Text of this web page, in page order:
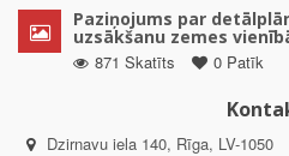
Paziņojums par
uzsākšanu zemes
871 Skatīts
0 Patīk
Dzirnavu iela 140, Rīga, LV-1050